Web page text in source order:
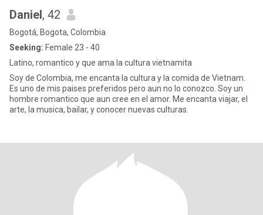
Daniel, 42
Bogotá, Bogota, Colombia
Seeking: Female 23 - 40
Latino, romantico y que ama la cultura vietnamita
Soy de Colombia, me encanta la cultura y la comida de Vietnam.
Es uno de mis paises preferidos pero aun no lo conozco. Soy un
hombre romantico que aun cree en el amor. Me encanta viajar, el
arte, la musica, bailar, y conocer nuevas culturas.